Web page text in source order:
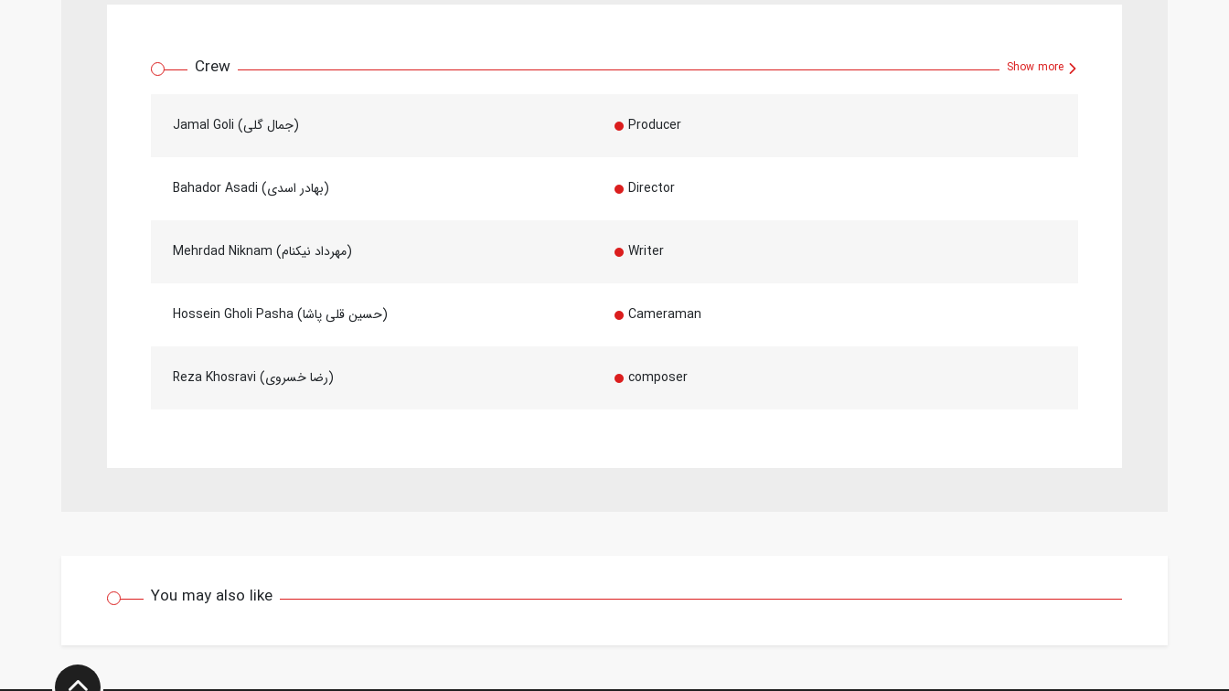
Crew Show more
Jamal Goli (جمال گلی) Producer
Bahador Asadi (بهادر اسدی) Director
Mehrdad Niknam (مهرداد نیکنام) Writer
Hossein Gholi Pasha (حسین قلی پاشا) Cameraman
Reza Khosravi (رضا خسروی) composer
You may also like